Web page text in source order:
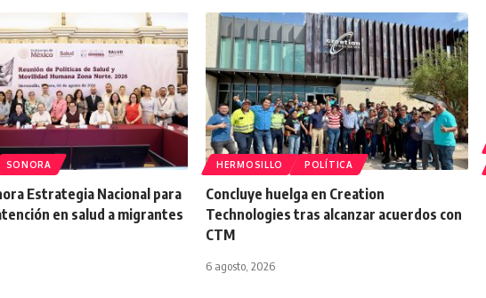
SONORA
Estrategia Nacional para
en salud a migrantes
HERMOSILLO POLÍTICA
Concluye huelga en Creation
Technologies tras alcanzar acuerdos con
CTM
6 agosto, 2026